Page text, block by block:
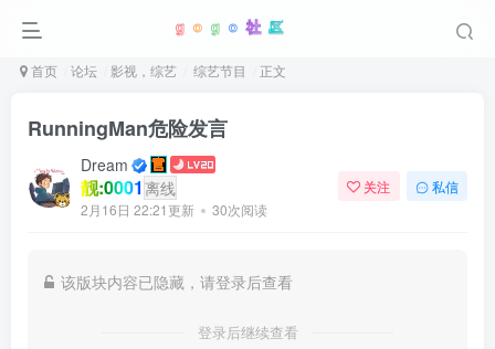
首页 论坛 影视，综艺 综艺节目 正文
RunningMan危险发言
Dream
靓:0001 离线
2月16日 22:21更新 30次阅读
关注 私信
该版块内容已隐藏，请登录后查看
登录后继续查看